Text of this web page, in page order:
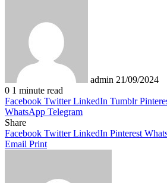
admin 21/09/2024
0 1 minute read
Facebook Twitter LinkedIn Tumblr
WhatsApp Telegram
Share
Facebook Twitter LinkedIn Pinterest
Email Print